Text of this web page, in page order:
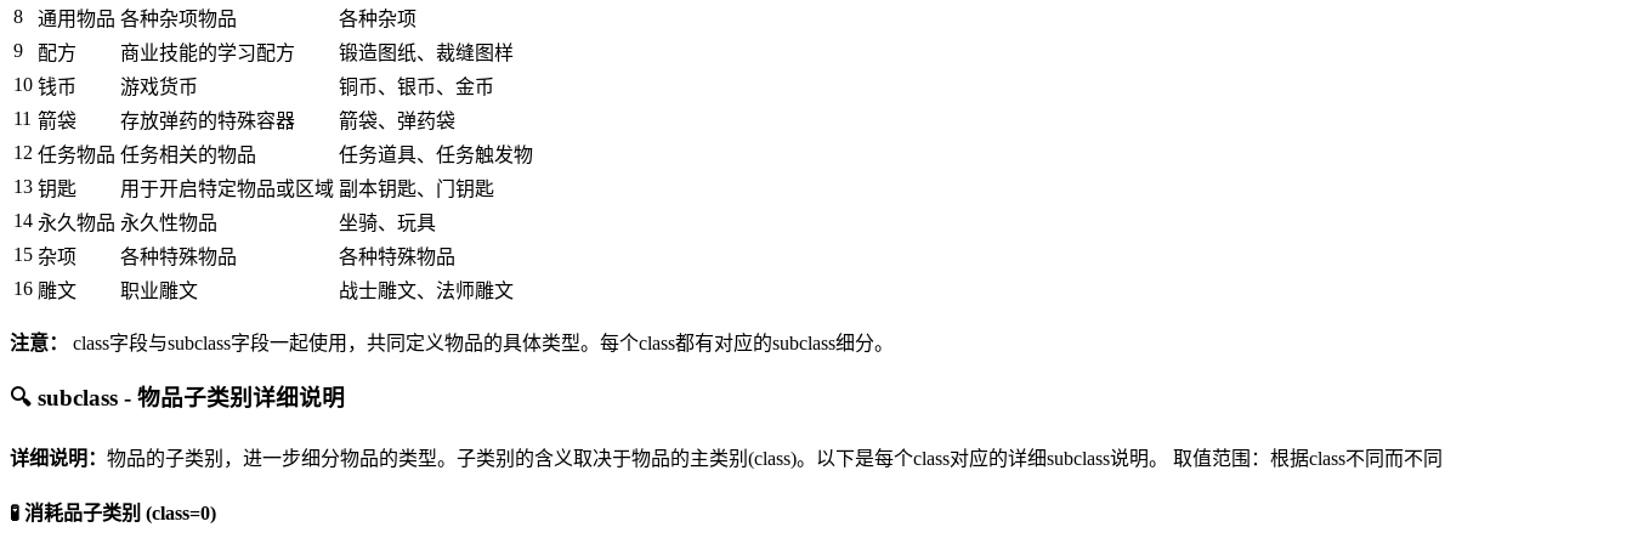
8 通用物品 各种杂项物品
各种杂项
9
配方 商业技能的学习配方
锻造图纸、裁缝图样
10 钱币 游戏货币
铜币、银币、金币
11 箭袋 存放弹药的特殊容器
箭袋、弹药袋
12 任务物品 任务相关的物品
任务道具、任务触发物
13 钥匙 用于开启特定物品或区域 副本钥匙、门钥匙
14 永久物品 永久性物品
坐骑、玩具
15 杂项 各种特殊物品
各种特殊物品
16 雕文 职业雕文 战士雕文、法师雕文
注意： class字段与subclass字段一起使用，共同定义物品的具体类型。每个class都有对应的subclass细分。
🔍 subclass - 物品子类别详细说明
详细说明： 物品的子类别，进一步细分物品的类型。子类别的含义取决于物品的主类别(class)。以下是每个class对应的详细subclass说明。 取值范围：根据class不同而不同
🧪 消耗品子类别 (class=0)